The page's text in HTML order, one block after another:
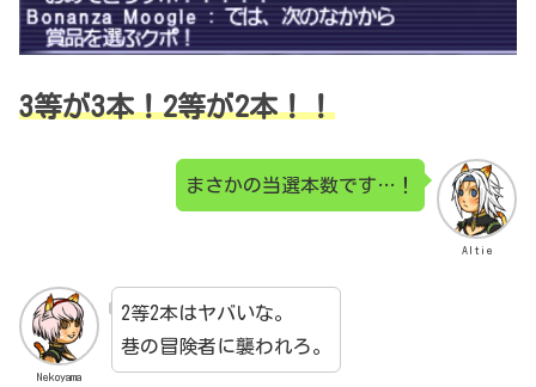
3等が3本！2等が2本！！
Altie
まさかの当選本数です…！
Nekoyama
2等2本はヤバいな。
巷の冒険者に襲われろ。